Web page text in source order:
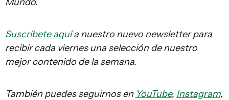
Suscríbete aquía nuestro nuevo newsletter para
recibir cada viernes una selección de nuestro
mejor contenido de la semana.
También puedes seguirnos en YouTube, Instagram,